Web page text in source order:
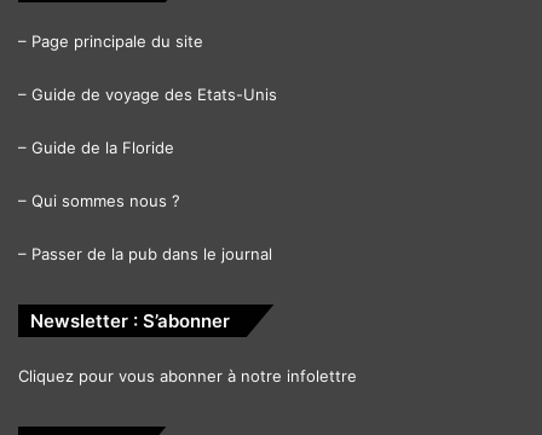
– Page principale du site
– Guide de voyage des Etats-Unis
– Guide de la Floride
– Qui sommes nous ?
– Passer de la pub dans le journal
Newsletter : S’abonner
Cliquez pour vous abonner à notre infolettre